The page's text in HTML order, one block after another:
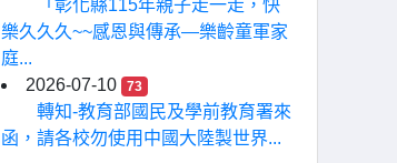
「彰化縣115年親子走一走，快
樂久久久~~感恩與傳承—樂齡童軍家
庭...
2026-07-10
73
轉知-教育部國民及學前教育署來
函，請各校勿使用中國大陸製世界...